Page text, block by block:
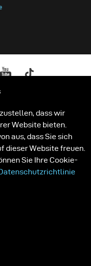
Cookies
dass wir
Website bieten.
aus, dass Sie sich
dieser Website freuen.
Sie Ihre Cookie-